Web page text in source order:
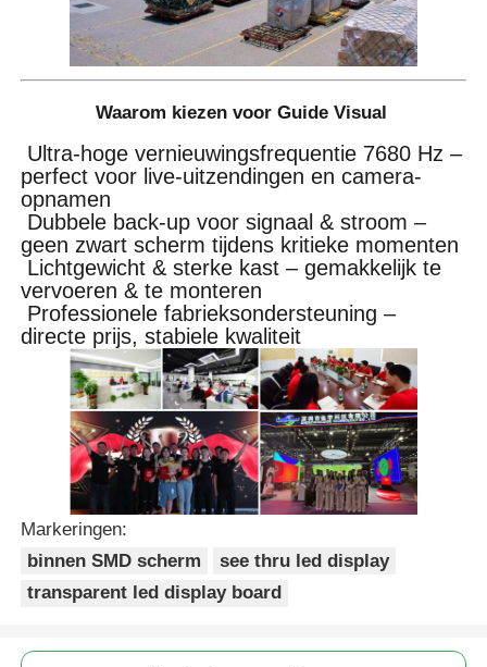
Waarom kiezen voor Guide Visual
Ultra-hoge vernieuwingsfrequentie 7680 Hz –
perfect voor live-uitzendingen en camera-
opnamen
Dubbele back-up voor signaal & stroom –
geen zwart scherm tijdens kritieke momenten
Lichtgewicht & sterke kast – gemakkelijk te
vervoeren & te monteren
Professionele fabrieksondersteuning –
directe prijs, stabiele kwaliteit
Markeringen:
binnen SMD scherm
see thru led display
transparent led display board